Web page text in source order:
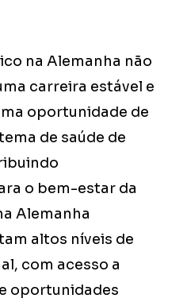
na Alemanha não
carreira estável e
oportunidade de
de saúde de
o bem-estar da
Alemanha
altos níveis de
com acesso a
oportunidades